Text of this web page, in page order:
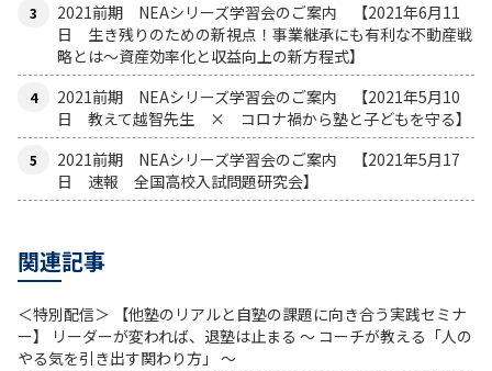
2021前期 NEAシリーズ学習会のご案内 【2021年6月11
日 生き残りのための新視点！事業継承にも有利な不動産戦
略とは〜資産効率化と収益向上の新方程式】
2021前期 NEAシリーズ学習会のご案内 【2021年5月10
日 教えて越智先生 × コロナ禍から塾と子どもを守る】
2021前期 NEAシリーズ学習会のご案内 【2021年5月17
日 速報 全国高校入試問題研究会】
関連記事
＜特別配信＞ 【他塾のリアルと自塾の課題に向き合う実践セミナ
ー】 リーダーが変われば、退塾は止まる 〜 コーチが教える「人の
やる気を引き出す関わり方」 〜